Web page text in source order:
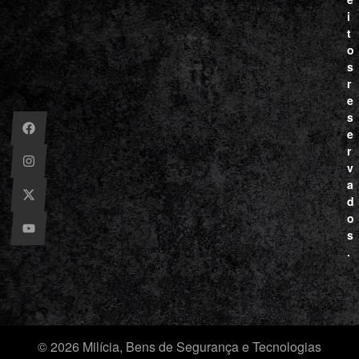
i
t
o
s
r
e
s
e
r
v
a
d
o
s
.
© 2026 Milícia, Bens de Segurança e Tecnologias